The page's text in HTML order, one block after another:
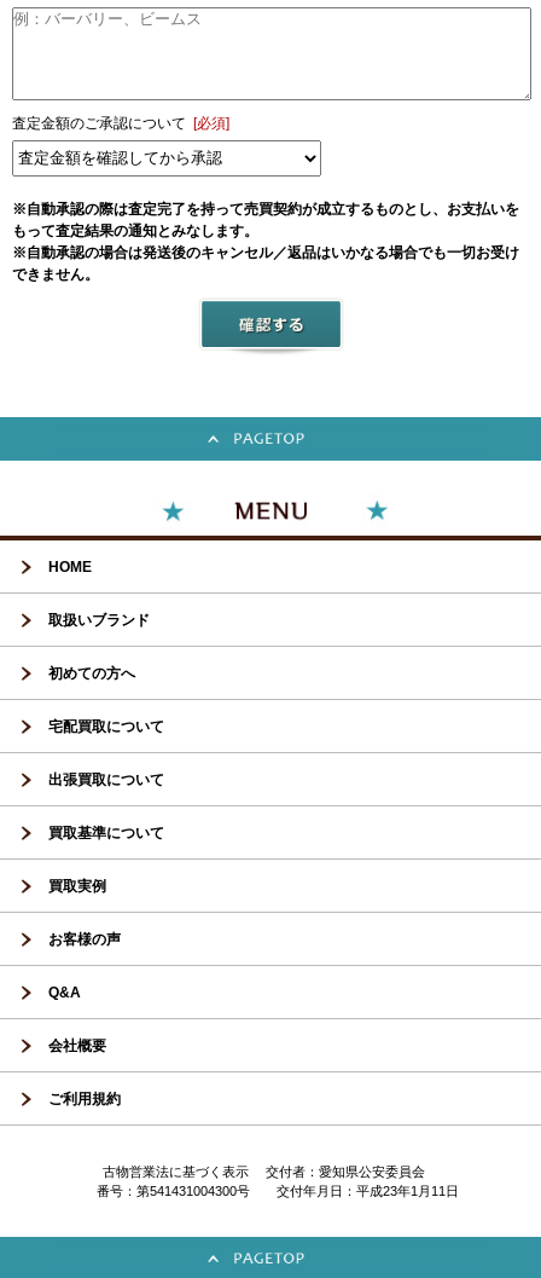
査定金額のご承認について [必須]
※自動承認の際は査定完了を持って売買契約が成立するものとし、お支払いを
もって査定結果の通知とみなします。
※自動承認の場合は発送後のキャンセル／返品はいかなる場合でも一切お受け
できません。
HOME
取扱いブランド
初めての方へ
宅配買取について
出張買取について
買取基準について
買取実例
お客様の声
Q&A
会社概要
ご利用規約
古物営業法に基づく表示 交付者：愛知県公安委員会
番号：第541431004300号 交付年月日：平成23年1月11日